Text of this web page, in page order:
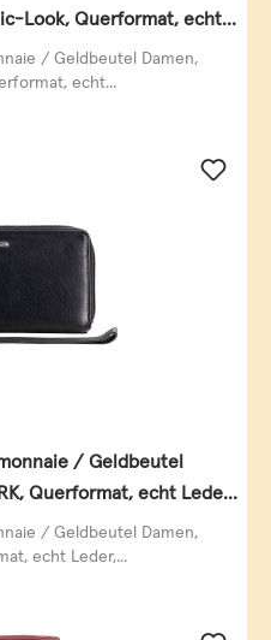
Look, Querformat, echt
/ Geldbeutel Damen,
echt...
/ Geldbeutel
Querformat, echt Leder,
/ Geldbeutel Damen,
echt Leder,...